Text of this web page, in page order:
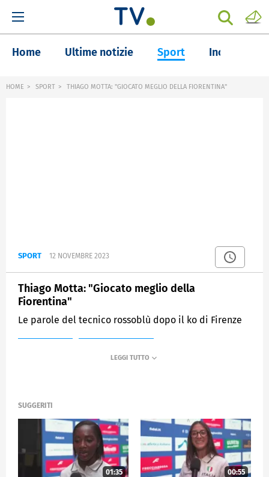
Home Ultime notizie Sport Inchieste
HOME SPORT THIAGO MOTTA: "GIOCATO MEGLIO DELLA FIORENTINA"
SPORT 12 NOVEMBRE 2023
Thiago Motta: "Giocato meglio della
Fiorentina"
Le parole del tecnico rossoblù dopo il ko di Firenze
SUGGERITI
01:35 00:55